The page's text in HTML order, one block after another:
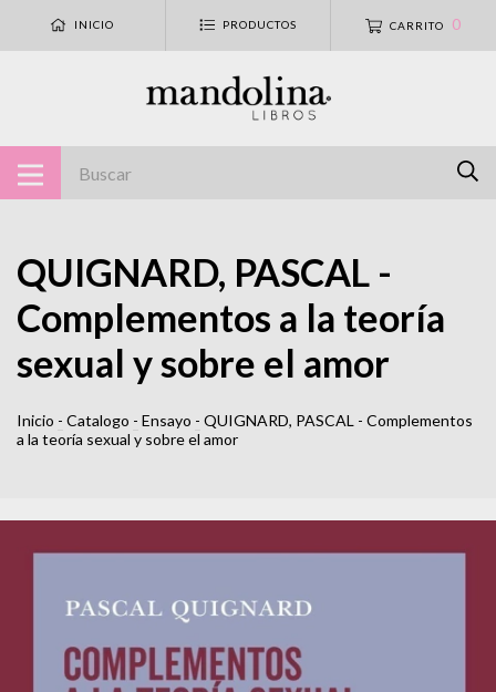
INICIO PRODUCTOS CARRITO 0
QUIGNARD, PASCAL -
Complementos a la teoría
sexual y sobre el amor
Inicio - Catalogo - Ensayo - QUIGNARD, PASCAL - Complementos
a la teoría sexual y sobre el amor